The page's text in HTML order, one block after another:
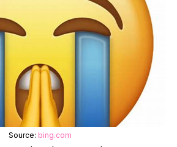
Source: bing.com